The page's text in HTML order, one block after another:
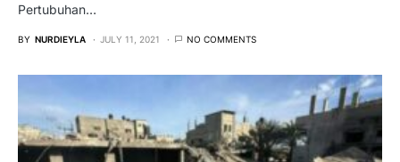
Pertubuhan…
BY NURDIEYLA JULY 11, 2021 NO COMMENTS